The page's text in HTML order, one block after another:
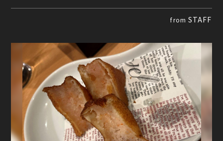
from STAFF